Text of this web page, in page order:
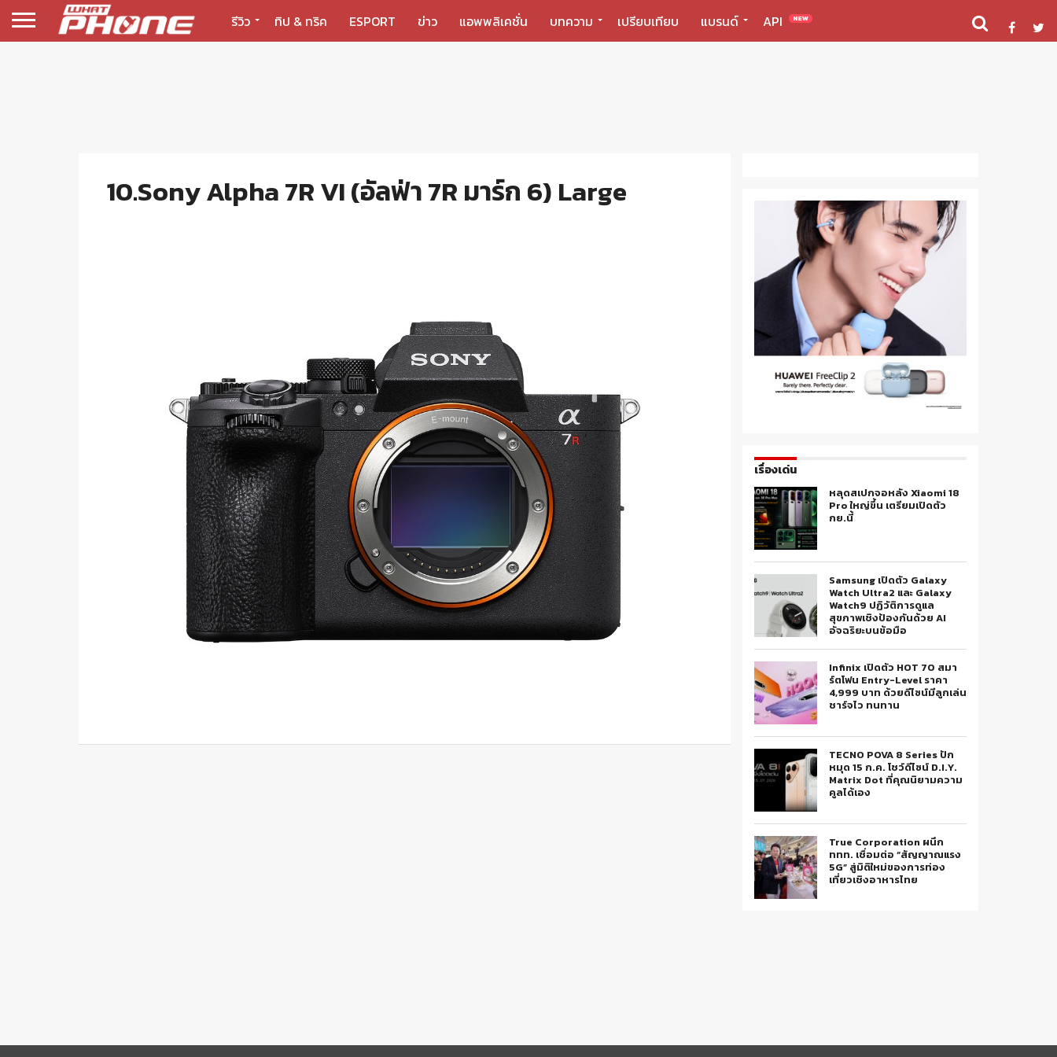
รีวิว ทิป & ทริค ESPORT ข่าว แอพพลิเคชั่น บทความ เปรียบเทียบ แบรนด์ API NEW
10.Sony Alpha 7R VI (อัลฟ่า 7R มาร์ก 6) Large
เรื่องเด่น
หลุดสเปกจอหลัง Xiaomi 18
Pro ใหญ่ขึ้น เตรียมเปิดตัว
กย.นี้
Samsung เปิดตัว Galaxy
Watch Ultra2 และ Galaxy
Watch9 ปฏิวัติการดูแล
สุขภาพเชิงป้องกันด้วย AI
อัจฉริยะบนข้อมือ
Infinix เปิดตัว HOT 70 สมา
ร์ตโฟน Entry-Level ราคา
4,999 บาท ด้วยดีไซน์มีลูกเล่น
ชาร์จไว ทนทาน
TECNO POVA 8 Series ปัก
หมุด 15 ก.ค. โชว์ดีไซน์ D.I.Y.
Matrix Dot ที่คุณนิยามความ
คูลได้เอง
True Corporation ผนึก
ททท. เชื่อมต่อ “สัญญาณแรง
5G” สู่มิติใหม่ของการท่อง
เที่ยวเชิงอาหารไทย